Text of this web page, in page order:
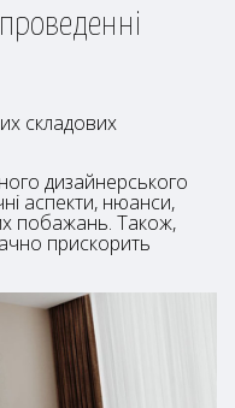
складових
дизайнерського
аспекти, нюанси,
побажань. Також,
прискорить